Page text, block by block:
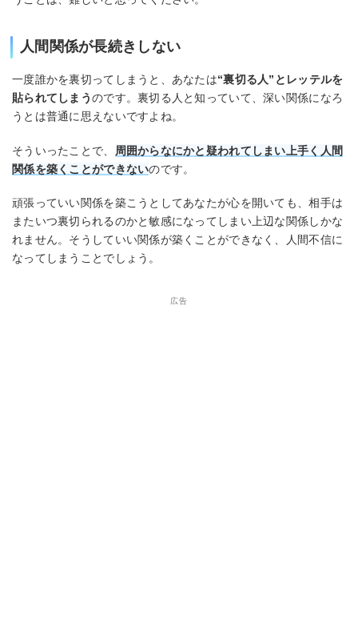
人間関係が長続きしない
一度誰かを裏切ってしまうと、あなたは“裏切る人”とレッテルを
貼られてしまうのです。裏切る人と知っていて、深い関係になろ
うとは普通に思えないですよね。
そういったことで、 周囲からなにかと疑われてしまい上手く人間
関係を築くことができないのです。
頑張っていい関係を築こうとしてあなたが心を開いても、相手は
またいつ裏切られるのかと敏感になってしまい上辺な関係しかな
れません。そうしていい関係が築くことができなく、人間不信に
なってしまうことでしょう。
広告